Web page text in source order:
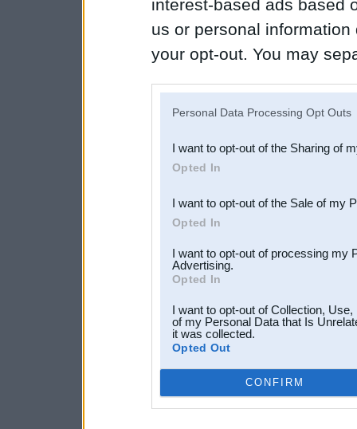
interest-based ads based
us or personal
your opt-out. You may
Downstream Participants
third parties.
Personal Data Processing Opt Outs
I want to opt-out of the Sharing of
Opted In
I want to opt-out of the Sale of my
Opted In
I want to opt-out of processing my
Advertising.
Opted In
I want to opt-out of Collection,
of my Personal Data that Is
it was collected.
Opted Out
CONFIRM